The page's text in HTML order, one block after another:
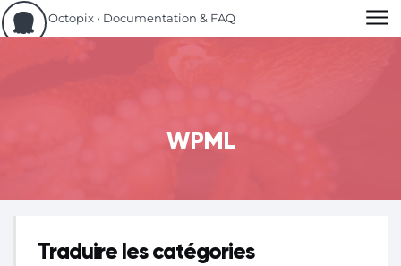
Aller au contenuOctopix • Documentation & FAQ
WPML
Traduire les catégories